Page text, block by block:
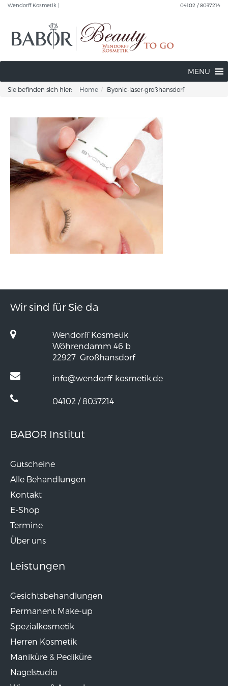
Wendorff Kosmetik | 04102 / 8037214
MENU
Sie befinden sich hier: Home Byonic-laser-großhansdorf
Wir sind für Sie da
Wendorff Kosmetik
Wöhrendamm 46 b
22927 Großhansdorf
info@wendorff-kosmetik.de
04102 / 8037214
BABOR Institut
Gutscheine
Alle Behandlungen
Kontakt
E-Shop
Termine
Über uns
Leistungen
Gesichtsbehandlungen
Permanent Make-up
Spezialkosmetik
Herren Kosmetik
Maniküre & Pediküre
Nagelstudio